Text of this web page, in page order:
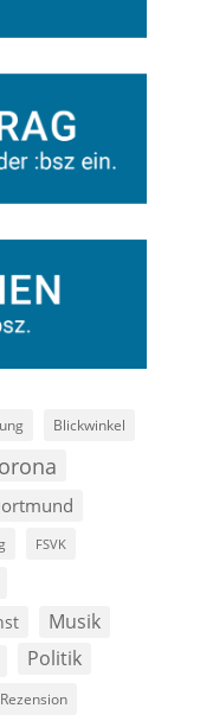
Blickwinkel
FSVK
Musik
Politik
Rezension